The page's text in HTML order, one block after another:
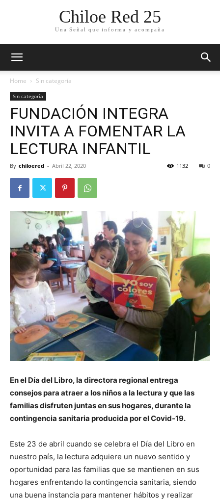
Chiloe Red 25
Una Señal que informa y acompaña
Home Sin categoría
Sin categoría
FUNDACIÓN INTEGRA
INVITA A FOMENTAR LA
LECTURA INFANTIL
By chiloered - Abril 22, 2020 0
1132
En el Día del Libro, la directora regional entrega
consejos para atraer a los niños a la lectura y que las
familias disfruten juntas en sus hogares, durante la
contingencia sanitaria producida por el Covid-19.
Este 23 de abril cuando se celebra el Día del Libro en
nuestro país, la lectura adquiere un nuevo sentido y
oportunidad para las familias que se mantienen en sus
hogares enfrentando la contingencia sanitaria, siendo
una buena instancia para mantener hábitos y realizar